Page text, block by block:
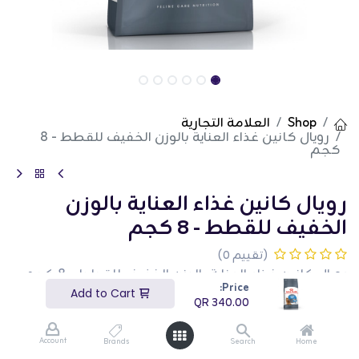
Price:
340.00
Home
Search
Brands
Account
Shop العلامة التجارية
رويال كانين غذاء العناية بالوزن الخفيف للقطط - 8
كجم
رويال كانين غذاء العناية بالوزن
الخفيف للقطط - 8 كجم
(تقييم 0)
رويال كانين غذاء العناية بالوزن الخفيف للقطط - 8 كجم
هو طعام جاف عالي الجودة مصمم لمساعدة القطط على
الحفاظ على وزن صحي. يوفر هذا الكيس بوزن 8 كجم
العناصر الغذائية الأساسية لدعم الصحة العامة والحيوية
مع تعزيز إدارة الوزن. يتميز بتركيبة متوازنة تساعد في تقليل
السعرات الحرارية ودعم الأيض الصحي. هذا المنتج مثالي
لأصحاب القطط الذين يبحثون عن نظام غذائي يدعم